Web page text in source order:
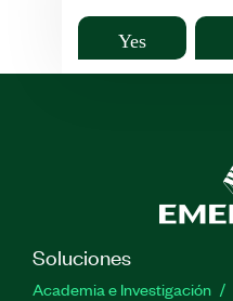
Yes
Soluciones
Academia e Investigación